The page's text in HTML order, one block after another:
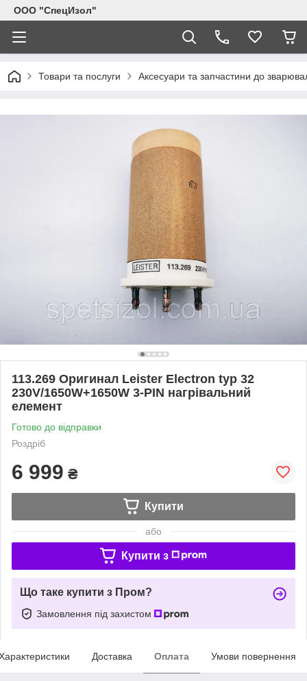
ООО "СпецИзол"
Товари та послуги Аксесуари та запчастини до
113.269 Оригинал Leister Electron typ 32
230V/1650W+1650W 3-PIN нагрівальний
елемент
Готово до відправки
Роздріб
6 999 ₴
Купити
або
Купити з
Що таке купити з Пром?
Замовлення під захистом
Доставка Оплата Умови повернення